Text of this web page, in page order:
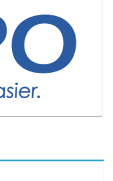
，以提升项目知名度、消
歌助力
智能创新浪潮的承诺组成
，谷歌宣布将为CEO等机
劳动力准备的良性循环。
的人群提供即时、高效且
30余座城市，致力于保障
的机会。更多信息请访问